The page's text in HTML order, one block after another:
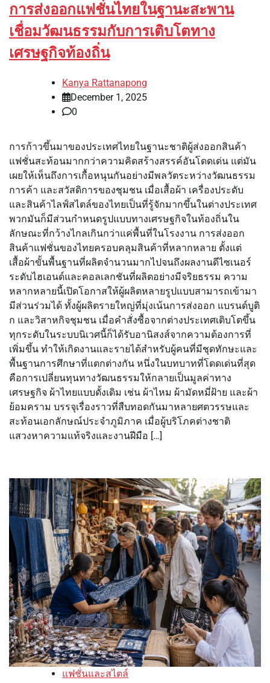
การส่งออกแฟชั่นไทยในฐานะสะพาน
เชื่อมวัฒนธรรมกับการเติบโตทาง
เศรษฐกิจท้องถิ่น
Kanya Rattanapong
December 1, 2025
0
การก้าวขึ้นมาของประเทศไทยในฐานะชาติผู้ส่งออกสินค้า
แฟชั่นสะท้อนมากกว่าความคิดสร้างสรรค์อันโดดเด่น แต่มัน
เผยให้เห็นถึงการเกื้อหนุนกันอย่างมีพลวัตระหว่างวัฒนธรรม
การค้า และสวัสดิการของชุมชน เมื่อเสื้อผ้า เครื่องประดับ
และสินค้าไลฟ์สไตล์ของไทยเป็นที่รู้จักมากขึ้นในต่างประเทศ
พวกมันก็มีส่วนกำหนดรูปแบบทางเศรษฐกิจในท้องถิ่นใน
ลักษณะที่กว้างไกลเกินกว่าแค่พื้นที่ในโรงงาน การส่งออก
สินค้าแฟชั่นของไทยครอบคลุมสินค้าที่หลากหลาย ตั้งแต่
เสื้อผ้าขั้นพื้นฐานที่ผลิตจำนวนมากไปจนถึงผลงานดีไซเนอร์
ระดับไฮเอนด์และคอลเลกชันที่ผลิตอย่างมีจริยธรรม ความ
หลากหลายนี้เปิดโอกาสให้ผู้ผลิตหลายรูปแบบสามารถเข้ามา
มีส่วนร่วมได้ ทั้งผู้ผลิตรายใหญ่ที่มุ่งเน้นการส่งออก แบรนด์บูติ
ก และวิสาหกิจชุมชน เมื่อคำสั่งซื้อจากต่างประเทศเติบโตขึ้น
ทุกระดับในระบบนิเวศนี้ก็ได้รับอานิสงส์จากความต้องการที่
เพิ่มขึ้น ทำให้เกิดงานและรายได้สำหรับผู้คนที่มีชุดทักษะและ
พื้นฐานการศึกษาที่แตกต่างกัน หนึ่งในบทบาทที่โดดเด่นที่สุด
คือการเปลี่ยนทุนทางวัฒนธรรมให้กลายเป็นมูลค่าทาง
เศรษฐกิจ ผ้าไทยแบบดั้งเดิม เช่น ผ้าไหม ผ้ามัดหมี่ฝ้าย และผ้า
ย้อมคราม บรรจุเรื่องราวที่สืบทอดกันมาหลายศตวรรษและ
สะท้อนเอกลักษณ์ประจำภูมิภาค เมื่อผู้บริโภคต่างชาติ
แสวงหาความแท้จริงและงานฝีมือ […]
แฟชั่นและสไตล์